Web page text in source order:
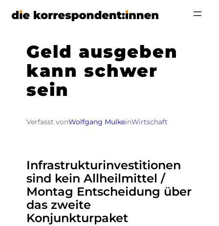
Zum
Geld ausgeben
kann schwer
sein
Verfasst vonWolfgang MulkeinWirtschaft
Infrastrukturinvestitionen
sind kein Allheilmittel /
Montag Entscheidung über
das zweite
Konjunkturpaket